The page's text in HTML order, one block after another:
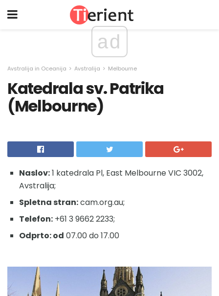
ad
Avstralija in Oceanija Avstralija Melbourne
Katedrala sv. Patrika
(Melbourne)
Naslov:1 katedrala Pl, East Melbourne VIC 3002,
Avstralija;
Spletna stran:cam.org.au;
Telefon: +61 3 9662 2233;
Odprto: od 07.00 do 17.00